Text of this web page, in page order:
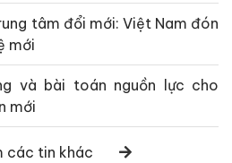
tâm đổi mới: Việt Nam đón
mới
và bài toán nguồn lực cho
mới
các tin khác